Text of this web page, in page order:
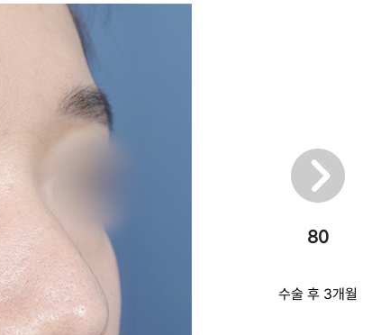
80
수술 후 3개월